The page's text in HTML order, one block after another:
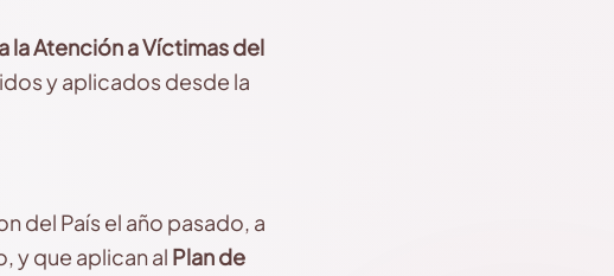
la Atención a Víctimas del
y aplicados desde la
del País el año pasado, a
y que aplican al Plan de